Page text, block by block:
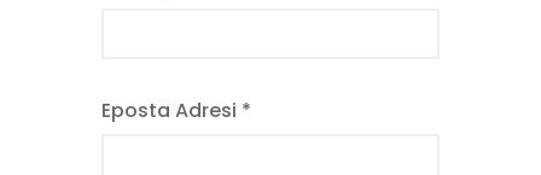
Eposta Adresi *